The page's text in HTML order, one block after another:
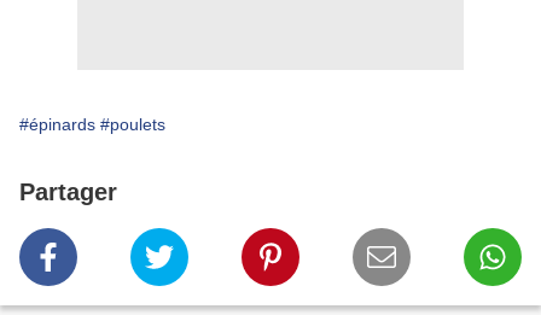
#épinards #poulets
Partager